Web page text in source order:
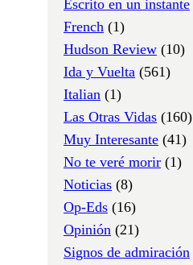
Escrito en un instante
French (1)
Hudson Review (10)
Ida y Vuelta (561)
Italian (1)
Las Otras Vidas (160)
Muy Interesante (41)
No te veré morir (1)
Noticias (8)
Op-Eds (16)
Opinión (21)
Signos de admiración